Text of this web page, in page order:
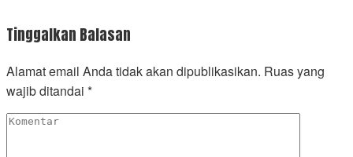
Tinggalkan Balasan
Alamat email Anda tidak akan dipublikasikan. Ruas yang
wajib ditandai *